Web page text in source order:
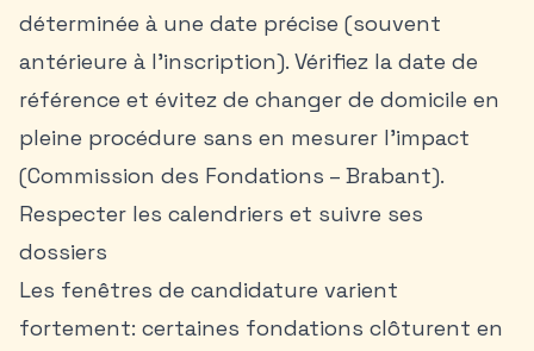
déterminée à une date précise (souvent
antérieure à l’inscription). Vérifiez la date de
référence et évitez de changer de domicile en
pleine procédure sans en mesurer l’impact
(Commission des Fondations – Brabant).
Respecter les calendriers et suivre ses
dossiers
Les fenêtres de candidature varient
fortement: certaines fondations clôturent en